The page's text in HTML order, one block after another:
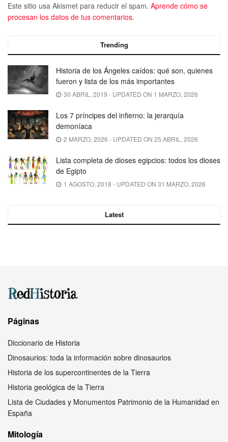
Este sitio usa Akismet para reducir el spam. Aprende cómo se
procesan los datos de tus comentarios.
Trending
Historia de los Ángeles caídos: qué son, quienes
fueron y lista de los más importantes
30 ABRIL, 2019 - UPDATED ON 1 MARZO, 2026
Los 7 príncipes del infierno: la jerarquía
demoníaca
2 MARZO, 2026 - UPDATED ON 25 ABRIL, 2026
Lista completa de dioses egipcios: todos los dioses
de Egipto
1 AGOSTO, 2018 - UPDATED ON 31 MARZO, 2026
Latest
Páginas
Diccionario de Historia
Dinosaurios: toda la información sobre dinosaurios
Historia de los supercontinentes de la Tierra
Historia geológica de la Tierra
Lista de Ciudades y Monumentos Patrimonio de la Humanidad en
España
Mitología